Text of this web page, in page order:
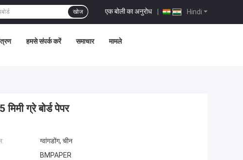
Hindi
एक बोली का अनुरोध |
खोज
हमसे संपर्क करें समाचार मामले
ग्रे बोर्ड पेपर
ग्वांगडोंग, चीन
BMPAPER